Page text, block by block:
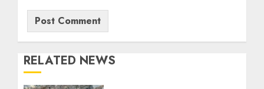
RELATED NEWS